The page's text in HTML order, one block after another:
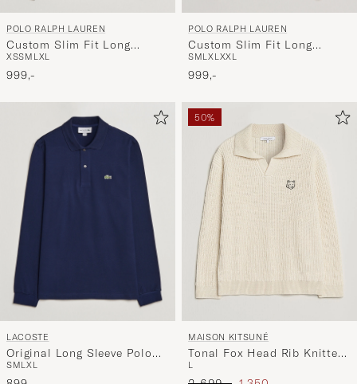
POLO RALPH LAUREN
Custom Slim Fit Long
Sleeve Polo Newport Navy
XSSM LXL
999,-
POLO RALPH LAUREN
Custom Slim Fit Long
Sleeve Polo White
SMLXLXXL
999,-
LACOSTE
Original Long Sleeve Polo
Piké Navy Blue
SMLXL
50%
MAISON KITSUNÉ
Tonal Fox Head Rib Knitted
Polo Sandshell
L